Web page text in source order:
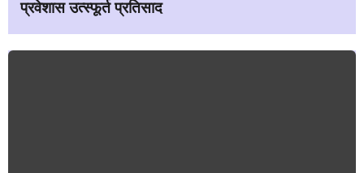
प्रवेशास उत्स्फूर्त प्रतिसाद